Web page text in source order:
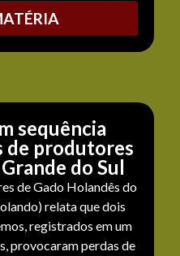
sequência
de produtores
do Sul
de Gado Holandês do
relata que dois
registrados em um
provocaram perdas de